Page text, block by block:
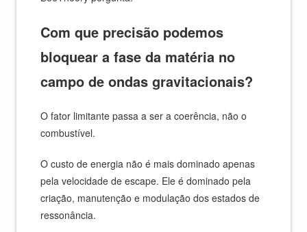
Com que precisão podemos
bloquear a fase da matéria no
campo de ondas gravitacionais?
O fator limitante passa a ser a coerência, não o
combustível.
O custo de energia não é mais dominado apenas
pela velocidade de escape. Ele é dominado pela
criação, manutenção e modulação dos estados de
ressonância.